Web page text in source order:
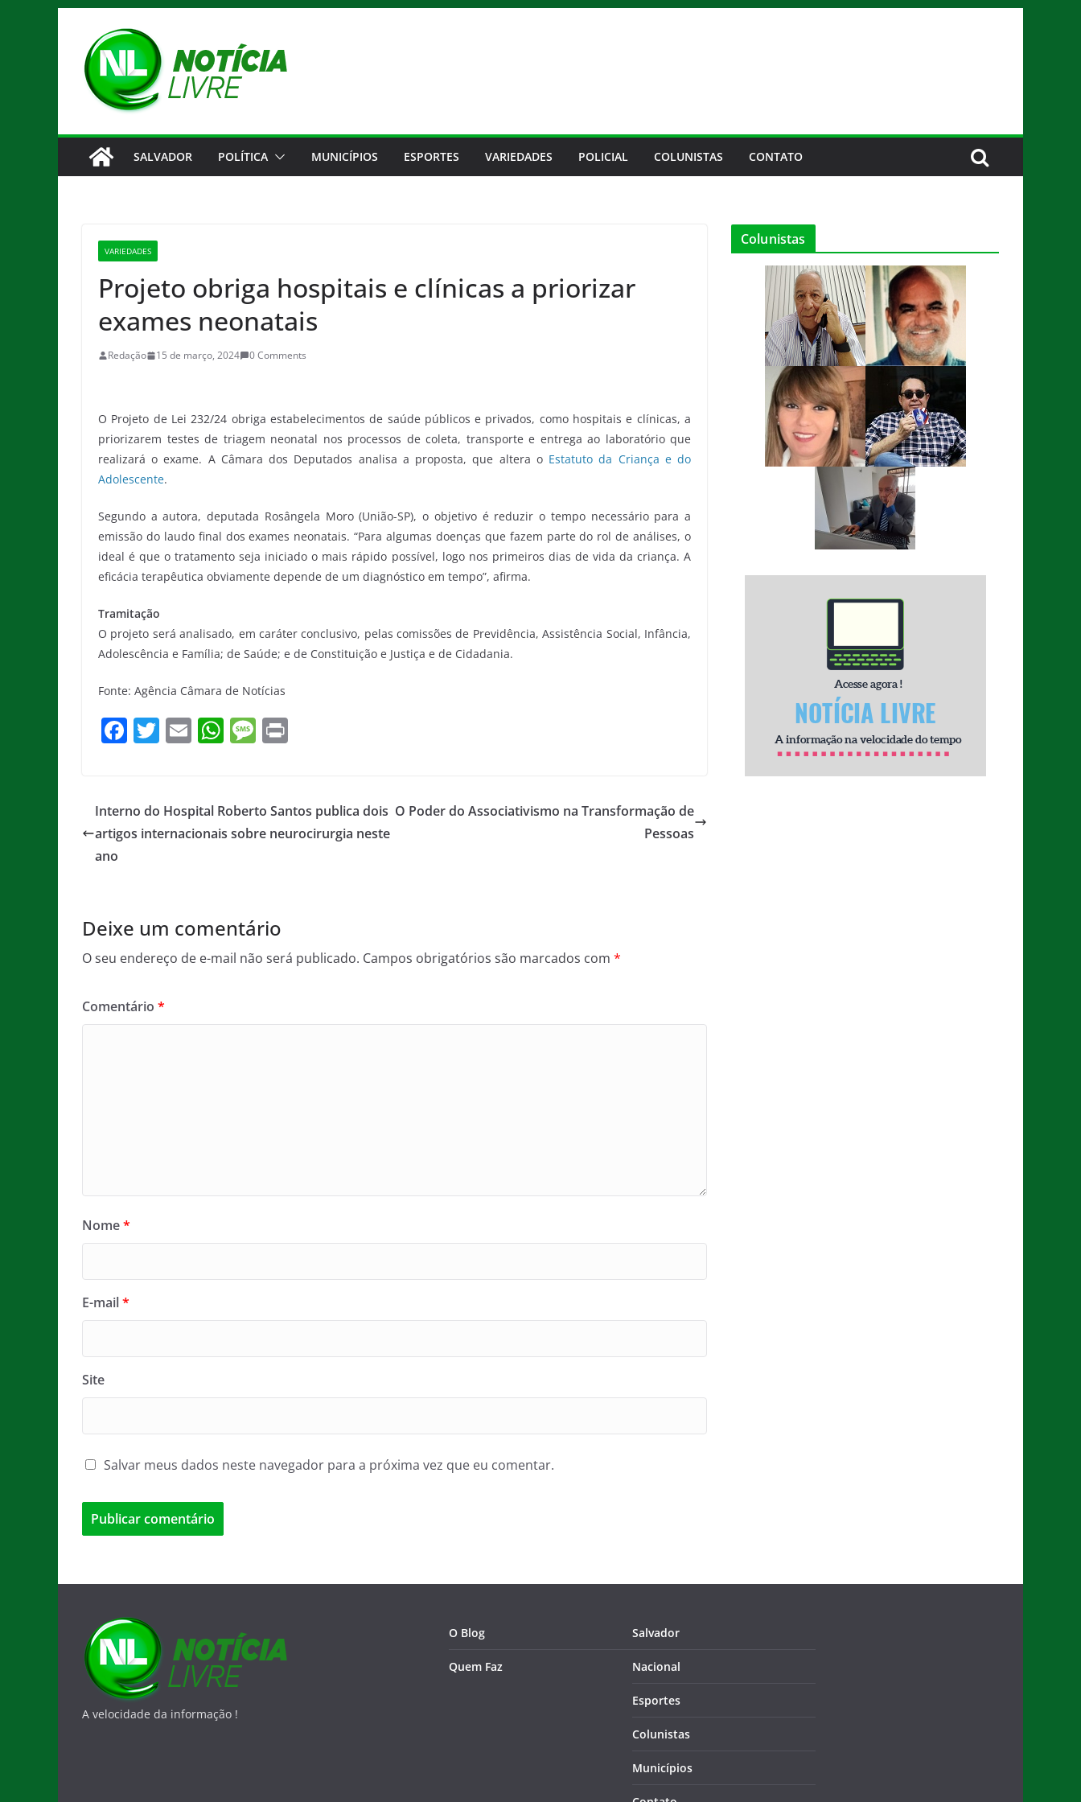
conteúdo
SALVADOR POLÍTICA MUNICÍPIOS ESPORTES VARIEDADES POLICIAL COLUNISTAS CONTATO
VARIEDADES
Projeto obriga hospitais e clínicas a priorizar
exames neonatais
Redação 15 de março, 2024 0 Comments
O Projeto de Lei 232/24 obriga estabelecimentos de saúde públicos e privados, como hospitais e clínicas, a
priorizarem testes de triagem neonatal nos processos de coleta, transporte e entrega ao laboratório que
realizará o exame. A Câmara dos Deputados analisa a proposta, que altera o Estatuto da Criança e do
Adolescente.
Segundo a autora, deputada Rosângela Moro (União-SP), o objetivo é reduzir o tempo necessário para a
emissão do laudo final dos exames neonatais. “Para algumas doenças que fazem parte do rol de análises, o
ideal é que o tratamento seja iniciado o mais rápido possível, logo nos primeiros dias de vida da criança. A
eficácia terapêutica obviamente depende de um diagnóstico em tempo”, afirma.
Tramitação
O projeto será analisado, em caráter conclusivo, pelas comissões de Previdência, Assistência Social, Infância,
Adolescência e Família; de Saúde; e de Constituição e Justiça e de Cidadania.
Fonte: Agência Câmara de Notícias
F
e
b
T
er
E
l
W
s
A
M
a
g
Interno do Hospital Roberto Santos publica dois
artigos internacionais sobre neurocirurgia neste
ano
O Poder do Associativismo na Transformação de
Pessoas
Deixe um comentário
O seu endereço de e-mail não será publicado. Campos obrigatórios são marcados com *
Comentário *
Nome*
E-mail*
Site
Salvar meus dados neste navegador para a próxima vez que eu comentar.
Colunistas
A velocidade da informação !
O Blog
Quem Faz
Salvador
Nacional
Esportes
Colunistas
Municípios